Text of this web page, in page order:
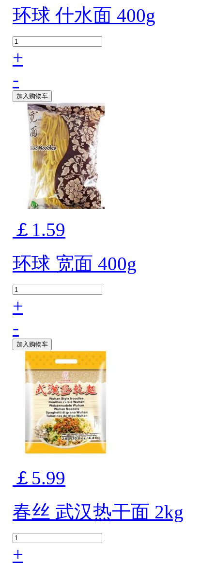
环球 什水面 400g
+
-
加入购物车
￡1.59
环球 宽面 400g
+
-
加入购物车
￡5.99
春丝 武汉热干面 2kg
+